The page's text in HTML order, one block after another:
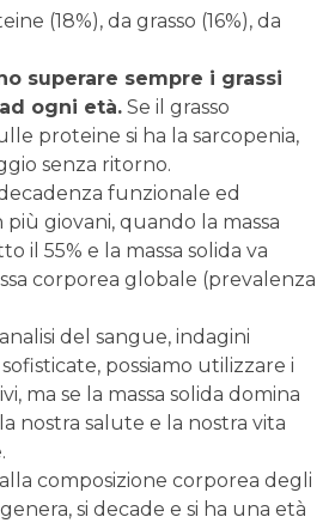
(18%), da grasso (16%), da
superare sempre i grassi
ogni età. Se il grasso
proteine si ha la sarcopenia,
senza ritorno.
funzionale ed
giovani, quando la massa
il 55% e la massa solida va
corporea globale (prevalenza
del sangue, indagini
possiamo utilizzare i
ma se la massa solida domina
nostra salute e la nostra vita
composizione corporea degli
si decade e si ha una età